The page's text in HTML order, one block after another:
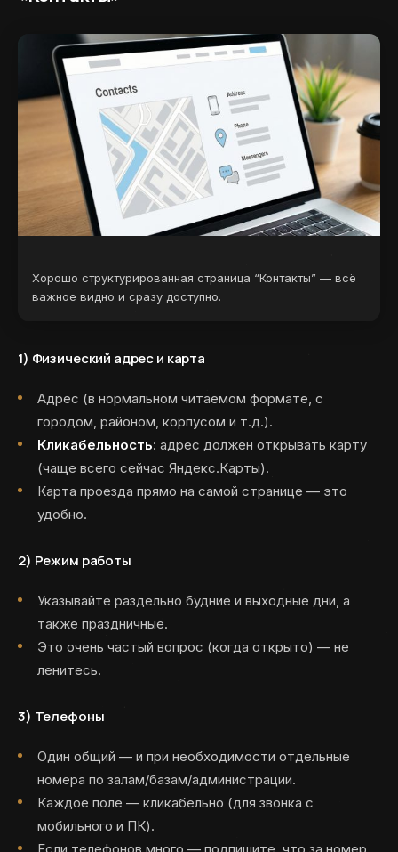
Хорошо структурированная страница “Контакты” — всё
важное видно и сразу доступно.
1) Физический адрес и карта
Адрес (в нормальном читаемом формате, с
городом, районом, корпусом и т.д.).
Кликабельность: адрес должен открывать карту
(чаще всего сейчас Яндекс.Карты).
Карта проезда прямо на самой странице — это
удобно.
2) Режим работы
Указывайте раздельно будние и выходные дни, а
также праздничные.
Это очень частый вопрос (когда открыто) — не
ленитесь.
3) Телефоны
Один общий — и при необходимости отдельные
номера по залам/базам/администрации.
Каждое поле — кликабельно (для звонка с
мобильного и ПК).